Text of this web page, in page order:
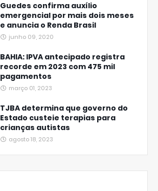
Guedes confirma auxílio
emergencial por mais dois meses
e anuncia o Renda Brasil
junho 09, 2020
BAHIA: IPVA antecipado registra
recorde em 2023 com 475 mil
pagamentos
março 01, 2023
TJBA determina que governo do
Estado custeie terapias para
crianças autistas
agosto 18, 2023